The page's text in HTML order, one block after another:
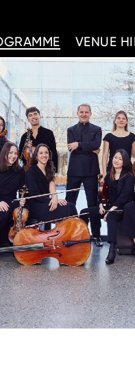
VENUE